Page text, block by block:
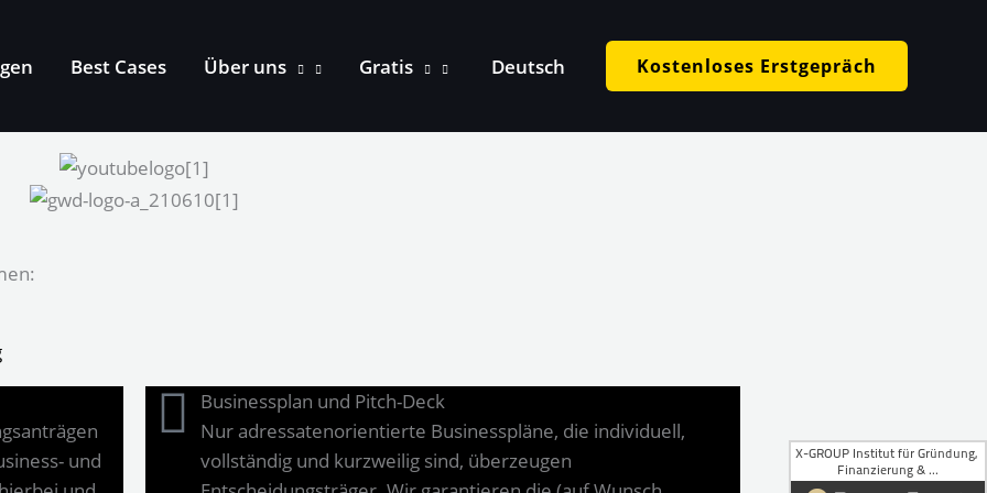
Best Cases Über uns Gratis Deutsch Kostenloses Erstgepräch
und
Businessplan und Pitch-Deck
Nur adressatenorientierte Businesspläne, die individuell,
vollständig und kurzweilig sind, überzeugen